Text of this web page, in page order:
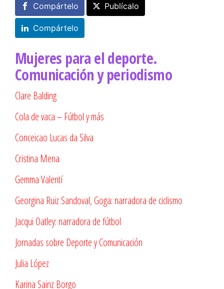
Compártelo Publícalo
Compártelo
Mujeres para el deporte.
Comunicación y periodismo
Clare Balding
Cola de vaca – Fútbol y más
Conceicao Lucas da Silva
Cristina Mena
Gemma Valentí
Georgina Ruiz Sandoval, Goga: narradora de ciclismo
Jacqui Oatley: narradora de fútbol
Jornadas sobre Deporte y Comunicación
Julia López
Karina Sainz Borgo